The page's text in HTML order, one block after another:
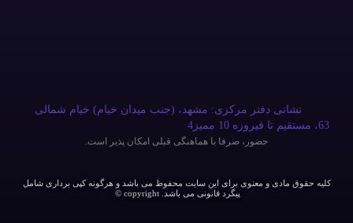
نشانی دفتر مرکزی: مشهد، (جنب میدان خیام) خیام شمالی
حضور، صرفا با هماهنگی قبلی امکان پذیر است.
حقوق مادی و معنوی برای این سایت محفوظ می باشد و هرگونه کپی برداری شامل
پیگرد قانونی می باشد. copyright ©